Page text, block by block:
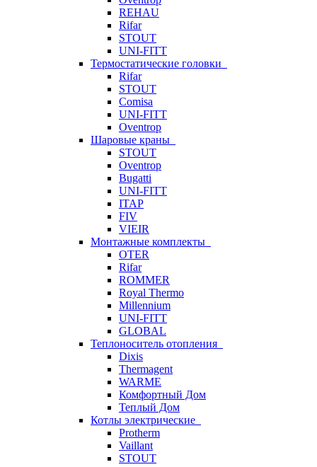
REHAU
Rifar
STOUT
UNI-FITT
Термостатические головки
Rifar
STOUT
Comisa
UNI-FITT
Oventrop
Шаровые краны
STOUT
Oventrop
Bugatti
UNI-FITT
ITAP
FIV
VIEIR
Монтажные комплекты
OTER
Rifar
ROMMER
Royal Thermo
Millennium
UNI-FITT
GLOBAL
Теплоноситель отопления
Dixis
Thermagent
WARME
Комфортный Дом
Теплый Дом
Котлы электрические
Protherm
Vaillant
STOUT